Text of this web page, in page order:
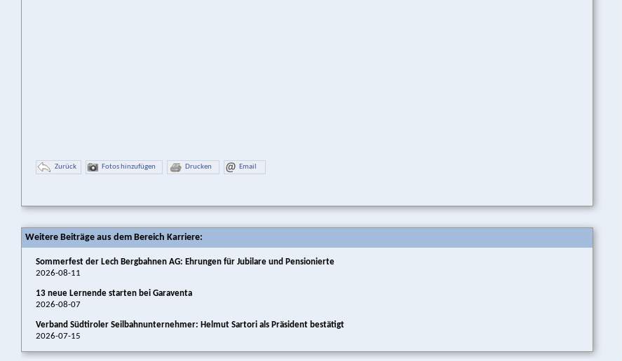
Zurück Fotos hinzufügen Drucken Email
Weitere Beiträge aus dem Bereich Karriere:
Sommerfest der Lech Bergbahnen AG: Ehrungen für Jubilare und Pensionierte
2026-08-11
13 neue Lernende starten bei Garaventa
2026-08-07
Verband Südtiroler Seilbahnunternehmer: Helmut Sartori als Präsident bestätigt
2026-07-15